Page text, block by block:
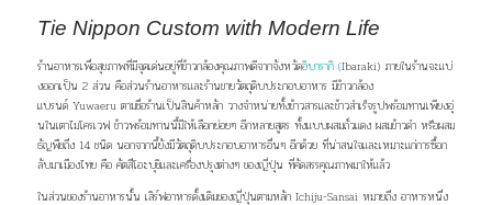
Tie Nippon Custom with Modern Life
ร้านอาหารเพื่อสุขภาพที่มีจุดเด่นอยู่ที่ข้าวกล้องคุณภาพดีจากจังหวัดอิบารากิ (Ibaraki) ภายในร้านจะแบ่
งออกเป็น 2 ส่วน คือส่วนร้านอาหารและร้านขายวัตถุดิบประกอบอาหาร มีข้าวกล้อง
แบรนด์ Yuwaeruตามชื่อร้านเป็นสินค้าหลัก วางจำหน่ายทั้งข้าวสารและข้าวสำเร็จรูปพร้อมทานเพียงอุ่
นในเตาไมโครเวฟ ข้าวพร้อมทานนี้มีให้เลือกย่อยๆ อีกหลายสูตร ทั้งแบบผสมถั่วแดง ผสมข้าวดำ หรือผสม
ธัญพืชถึง 14 ชนิด นอกจากนี้ยังมีวัตถุดิบประกอบอาหารอื่นๆ อีกด้วย ที่น่าสนใจและเหมาะแก่การซื้อก
ลับมาเมืองไทย คือ คัตสึโอะบุชิและเครื่องปรุงต่างๆ ของญี่ปุ่น ที่คัดสรรคุณภาพมาให้แล้ว
ในส่วนของร้านอาหารนั้น เสิร์ฟอาหารดั้งเดิมของญี่ปุ่นตามหลัก Ichiju-Sansai หมายถึง อาหารหนึ่ง